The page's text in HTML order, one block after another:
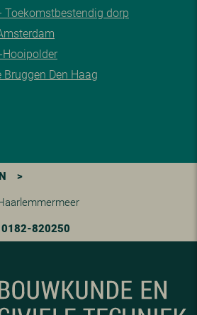
Toekomstbestendig dorp
Hooipolder
Bruggen Den Haag
>
0182-820250